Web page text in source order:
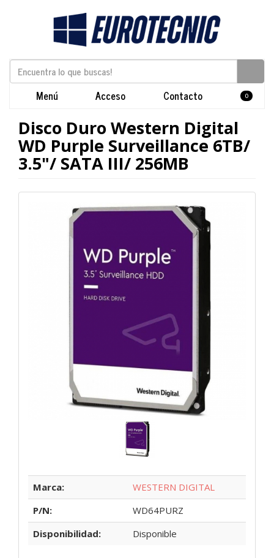
Menú Acceso Contacto 0
Disco Duro Western Digital
WD Purple Surveillance 6TB/
3.5"/ SATA III/ 256MB
Marca:
WESTERN DIGITAL
P/N:
WD64PURZ
Disponibilidad:
Disponible